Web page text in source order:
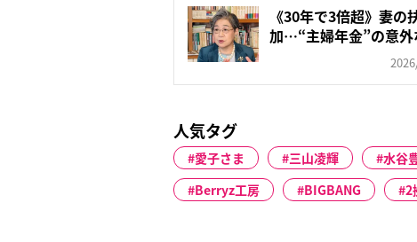
《30年で3倍超》妻の
加…“主婦年金”の意
人気タグ
愛子さま 三山凌輝 水谷
Berryz工房
BIGBANG 2